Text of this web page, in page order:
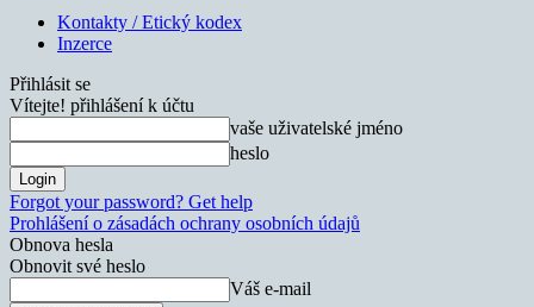
Kontakty / Etický kodex
Inzerce
Přihlásit se
Vítejte! přihlášení k účtu
vaše uživatelské jméno
heslo
Forgot your password? Get help
Prohlášení o zásadách ochrany osobních údajů
Obnova hesla
Obnovit své heslo
Váš e-mail